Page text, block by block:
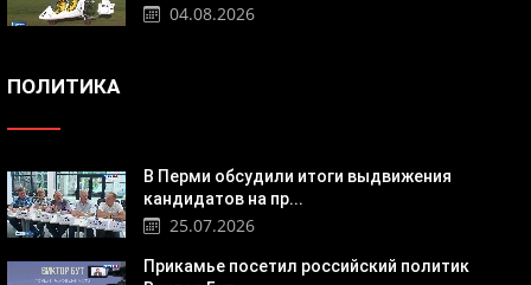
04.08.2026
ПОЛИТИКА
В Перми обсудили итоги выдвижения
кандидатов на пр...
25.07.2026
Прикамье посетил российский политик